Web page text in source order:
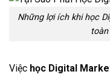
Những lợi ích khi học
Việc học Digital